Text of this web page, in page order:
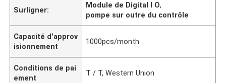
Surligner:
Module de Digital I O,
pompe sur outre du contrôle
Capacité d'approv
isionnement
1000pcs/month
Conditions de pai
ement
T / T, Western Union